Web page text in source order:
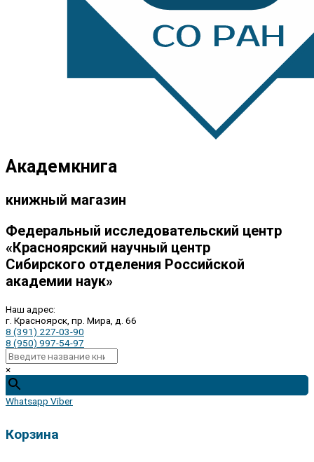
Академкнига
книжный магазин
Федеральный исследовательский центр
«Красноярский научный центр
Сибирского отделения Российской
академии наук»
Наш адрес:
г. Красноярск, пр. Мира, д. 66
8 (391) 227-03-90
8 (950) 997-54-97
×
Whatsapp Viber
Корзина